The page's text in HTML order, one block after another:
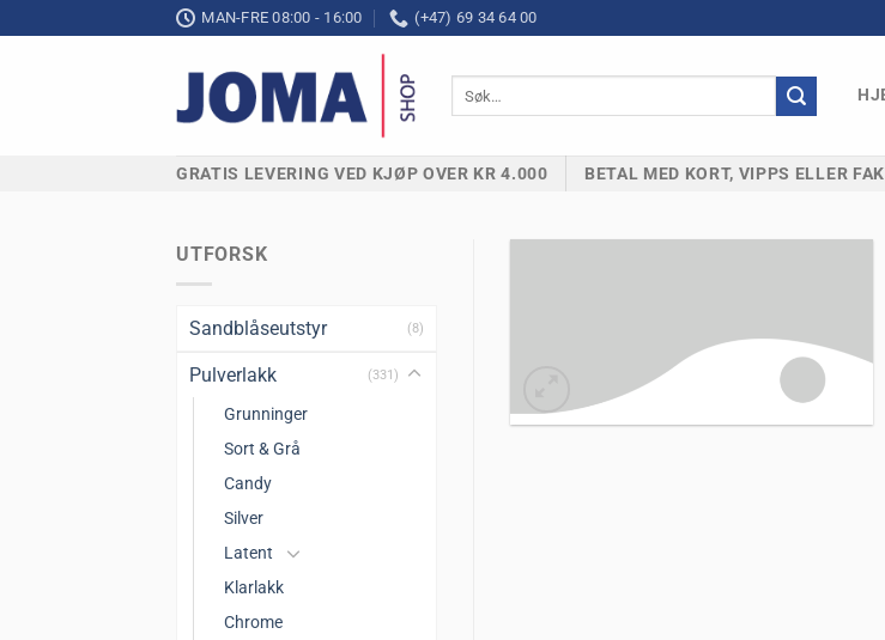
to
MAN-FRE 08:00 - 16:00 (+47) 69 34 64 00
etter:
GRATIS LEVERING VED KJØP OVER KR 4.000 BETAL MED KORT, VIPPS ELLER
UTFORSK
Sandblåseutstyr (8)
Pulverlakk (331)
Grunninger
Sort & Grå
Candy
Silver
Latent
Klarlakk
Chrome
Legg til
huskeliste